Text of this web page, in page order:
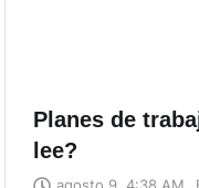
Planes de
lee?